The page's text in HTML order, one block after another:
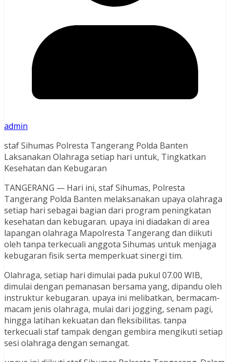
admin
staf Sihumas Polresta Tangerang Polda Banten
Laksanakan Olahraga setiap hari untuk, Tingkatkan
Kesehatan dan Kebugaran
TANGERANG — Hari ini, staf Sihumas, Polresta
Tangerang Polda Banten melaksanakan upaya olahraga
setiap hari sebagai bagian dari program peningkatan
kesehatan dan kebugaran. upaya ini diadakan di area
lapangan olahraga Mapolresta Tangerang dan diikuti
oleh tanpa terkecuali anggota Sihumas untuk menjaga
kebugaran fisik serta memperkuat sinergi tim.
Olahraga, setiap hari dimulai pada pukul 07.00 WIB,
dimulai dengan pemanasan bersama yang, dipandu oleh
instruktur kebugaran. upaya ini melibatkan, bermacam-
macam jenis olahraga, mulai dari jogging, senam pagi,
hingga latihan kekuatan dan fleksibilitas. tanpa
terkecuali staf tampak dengan gembira mengikuti setiap
sesi olahraga dengan semangat.